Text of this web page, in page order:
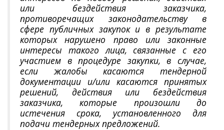
или бездействия заказчика,
противоречащих законодательству в
сфере публичных закупок и в результате
которых нарушено право или законные
интересы такого лица, связанные с его
участием в процедуре закупки, в случае,
если жалобы касаются тендерной
документации и/или касаются принятых
решений, действия или бездействия
заказчика, которые произошли до
истечения срока, установленного для
подачи тендерных предложений.